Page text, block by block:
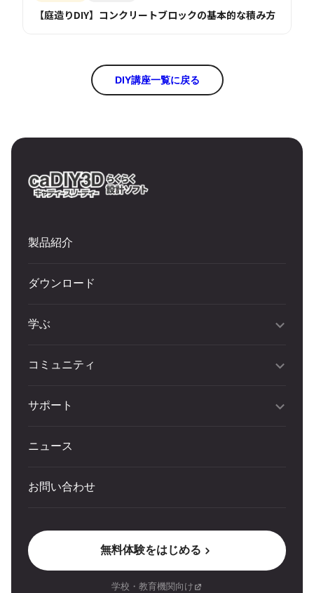
【庭造りDIY】コンクリートブロックの基本的な積み方
DIY講座一覧に戻る
製品紹介
ダウンロード
学ぶ
コミュニティ
サポート
ニュース
お問い合わせ
無料体験をはじめる
学校・教育機関向け